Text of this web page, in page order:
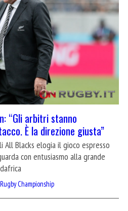
“Gli arbitri stanno
È la direzione giusta”
All Blacks elogia il gioco espresso
con entusiasmo alla grande
Championship